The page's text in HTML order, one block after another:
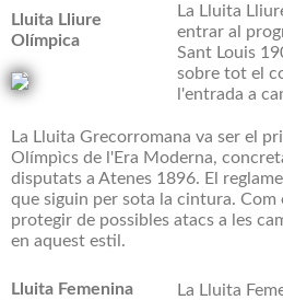
Lluita Lliure
Olímpica
La Lluita
entrar al
Sant Louis
sobre tot el
l'entrada a
La Lluita Grecorromana va ser el
Olímpìcs de l'Era Moderna,
disputats a Atenes 1896. El
que siguin per sota la cintura.
protegir de possibles atacs a les
en aquest estil.
Lluita Femenina
La Lluita